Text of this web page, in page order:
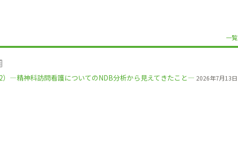
一覧
―精神科訪問看護についてのNDB分析から見えてきたこと― 2026年7月13日